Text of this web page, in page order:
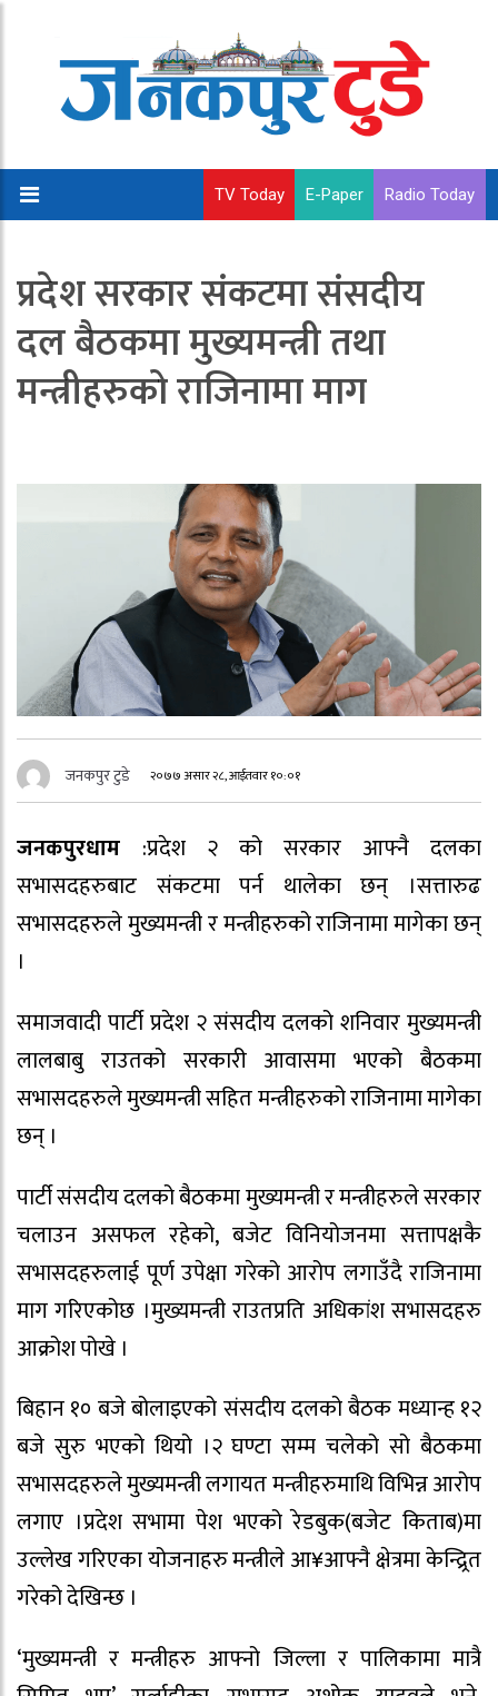
TV Today E-Paper Radio Today
प्रदेश सरकार संकटमा संसदीय
दल बैठकमा मुख्यमन्त्री तथा
मन्त्रीहरुको राजिनामा माग
जनकपुर टुडे २०७७ असार २८, आईतवार १०:०१
जनकपुरधाम :प्रदेश २ को सरकार आफ्नै दलका
सभासदहरुबाट संकटमा पर्न थालेका छन् ।सत्तारुढ
सभासदहरुले मुख्यमन्त्री र मन्त्रीहरुको राजिनामा मागेका छन्
।
समाजवादी पार्टी प्रदेश २ संसदीय दलको शनिवार मुख्यमन्त्री
लालबाबु राउतको सरकारी आवासमा भएको बैठकमा
सभासदहरुले मुख्यमन्त्री सहित मन्त्रीहरुको राजिनामा मागेका
छन् ।
पार्टी संसदीय दलको बैठकमा मुख्यमन्त्री र मन्त्रीहरुले सरकार
चलाउन असफल रहेको, बजेट विनियोजनमा सत्तापक्षकै
सभासदहरुलाई पूर्ण उपेक्षा गरेको आरोप लगाउँदै राजिनामा
माग गरिएकोछ ।मुख्यमन्त्री राउतप्रति अधिकांश सभासदहरु
आक्रोश पोखे ।
बिहान १० बजे बोलाइएको संसदीय दलको बैठक मध्यान्ह १२
बजे सुरु भएको थियो ।२ घण्टा सम्म चलेको सो बैठकमा
सभासदहरुले मुख्यमन्त्री लगायत मन्त्रीहरुमाथि विभिन्न आरोप
लगाए ।प्रदेश सभामा पेश भएको रेडबुक(बजेट किताब)मा
उल्लेख गरिएका योजनाहरु मन्त्रीले आ¥आफ्नै क्षेत्रमा केन्द्र्रित
गरेको देखिन्छ ।
‘मुख्यमन्त्री र मन्त्रीहरु आफ्नो जिल्ला र पालिकामा मात्रै